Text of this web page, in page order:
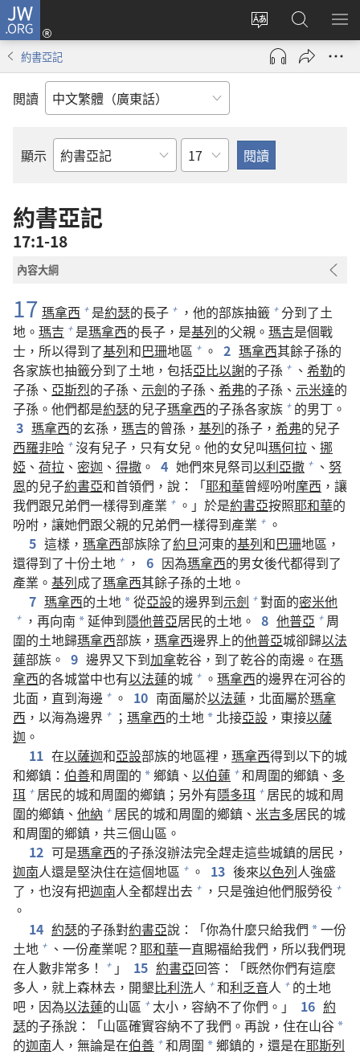
JW.ORG
更
改
網
登
錄
（開
搜
尋
JW.ORG
顯
約書亞記
閲讀
顯示
聖
經
卷
章
約書亞記
17:1-18
內容大綱
17 瑪拿西 + 是約瑟的長子 + ，他的部族抽籤 + 分到了土
地。 瑪吉 + 是瑪拿西的長子，是基列的父親。 瑪吉是個戰
士，所以得到了基列和巴珊地區 + 。 2 瑪拿西其餘子孫的
各家族也抽籤分到了土地，包括亞比以謝的子孫 + 、 希勒的
子孫、 亞斯烈的子孫、 示劍的子孫、 希弗的子孫、 示米達的
子孫。他們都是約瑟的兒子瑪拿西的子孫各家族 + 的男丁。
3 瑪拿西的玄孫， 瑪吉的曾孫， 基列的孫子， 希弗的兒子
西羅非哈 + 沒有兒子，只有女兒。他的女兒叫瑪何拉 、 挪
婭 、 荷拉 、 密迦 、 得撒 。 4 她們來見祭司以利亞撒 + 、 努
恩的兒子約書亞和首領們，說：「耶和華曾經吩咐摩西 ，讓
我們跟兄弟們一樣得到產業 + 。」於是約書亞按照耶和華的
吩咐，讓她們跟父親的兄弟們一樣得到產業 + 。
5 這樣， 瑪拿西部族除了約旦河東的基列和巴珊地區，
還得到了十份土地 + ， 6 因為瑪拿西的男女後代都得到了
產業。 基列成了瑪拿西其餘子孫的土地。
7 瑪拿西的土地 *從亞設的邊界到示劍 + 對面的密米他
+ ，再向南 *延伸到隱他普亞居民的土地。 8 他普亞 + 周
圍的土地歸瑪拿西部族， 瑪拿西邊界上的他普亞城卻歸以法
蓮部族。 9 邊界又下到加拿乾谷，到了乾谷的南邊。在瑪
拿西的各城當中也有以法蓮的城 + 。 瑪拿西的邊界在河谷的
北面，直到海邊 + 。 10 南面屬於以法蓮 ，北面屬於瑪拿
西 ，以海為邊界 + ； 瑪拿西的土地 * 北接亞設 ，東接以薩
迦 。
11 在以薩迦和亞設部族的地區裡， 瑪拿西得到以下的城
和鄉鎮： 伯善和周圍的 *鄉鎮、 以伯蓮 + 和周圍的鄉鎮、 多
珥 + 居民的城和周圍的鄉鎮；另外有隱多珥 + 居民的城和周
圍的鄉鎮、 他納 + 居民的城和周圍的鄉鎮、 米吉多居民的城
和周圍的鄉鎮，共三個山區。
12 可是瑪拿西的子孫沒辦法完全趕走這些城鎮的居民，
迦南人還是堅決住在這個地區 + 。 13 後來以色列人強盛
了，也沒有把迦南人全都趕出去 + ，只是強迫他們服勞役 +
。
14 約瑟的子孫對約書亞說：「你為什麼只給我們 *一份
土地 + 、一份產業呢？耶和華一直賜福給我們，所以我們現
在人數非常多！
+ 」 15 約書亞回答：「既然你們有這麼
多人，就上森林去，開墾比利洗人 + 和利乏音人 + 的土地
吧，因為以法蓮的山區 + 太小，容納不了你們。」 16 約
瑟的子孫說：「山區確實容納不了我們。再說，住在山谷 *
的迦南人，無論是在伯善 + 和周圍 *鄉鎮的，還是在耶斯列